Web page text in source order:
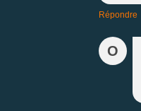
Répondre
O